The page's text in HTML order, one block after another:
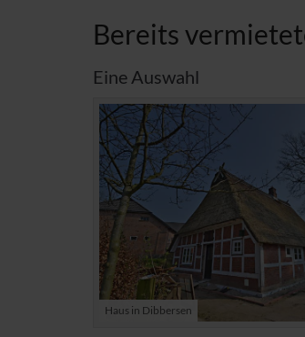
Bereits
Eine Auswahl
Haus in Dibbersen